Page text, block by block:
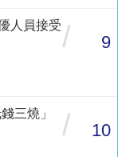
人員接受/ 9
三燒」
/ 10